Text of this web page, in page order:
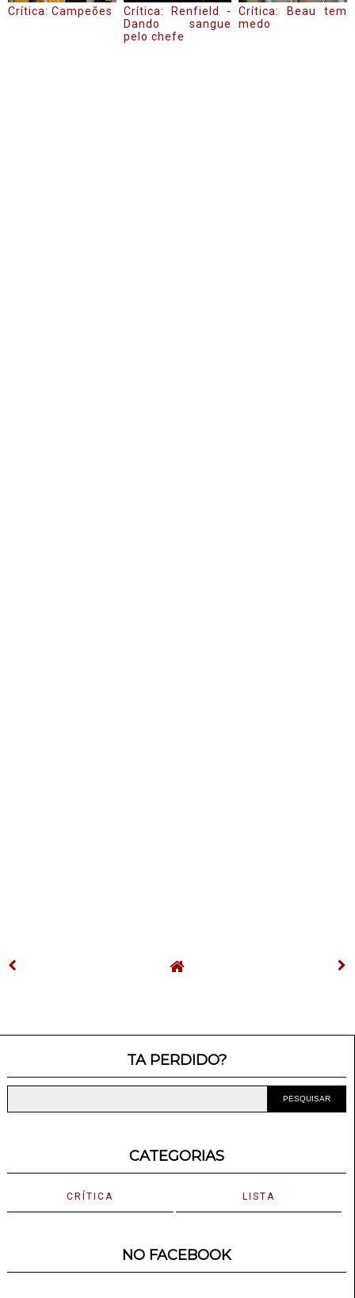
Crítica: Campeões
Crítica: Renfield -
Dando sangue
pelo chefe
Crítica: Beau tem
medo
TA PERDIDO?
CATEGORIAS
CRÍTICA LISTA
NO FACEBOOK